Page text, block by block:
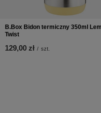
B.Box Bidon termiczny 350ml
Twist
129,00 zł / szt.